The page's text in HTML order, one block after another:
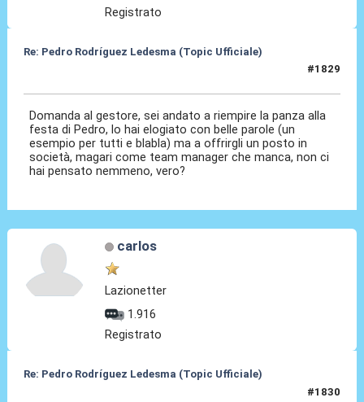
Registrato
Re: Pedro Rodríguez Ledesma (Topic Ufficiale)
#1829
Domanda al gestore, sei andato a riempire la panza alla
festa di Pedro, lo hai elogiato con belle parole (un
esempio per tutti e blabla) ma a offrirgli un posto in
società, magari come team manager che manca, non ci
hai pensato nemmeno, vero?
carlos
Lazionetter
1.916
Registrato
Re: Pedro Rodríguez Ledesma (Topic Ufficiale)
#1830